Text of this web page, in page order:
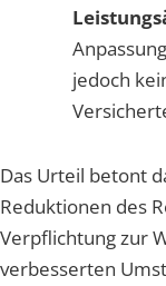
jedoch
Das Urteil betont
Reduktionen des
Verpflichtung zur
verbesserten